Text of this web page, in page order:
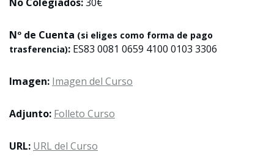
Nº de Cuenta (si eliges como forma de pago
trasferencia): ES83 0081 0659 4100 0103 3306
Imagen: Imagen del Curso
Adjunto: Folleto Curso
URL: URL del Curso